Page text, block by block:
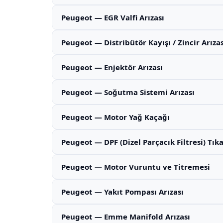
Peugeot — EGR Valfi Arızası
Peugeot — Distribütör Kayışı / Zincir
Peugeot — Enjektör Arızası
Peugeot — Soğutma Sistemi Arızası
Peugeot — Motor Yağ Kaçağı
Peugeot — DPF (Dizel Parçacık Filtresi)
Peugeot — Motor Vuruntu ve Titremesi
Peugeot — Yakıt Pompası Arızası
Peugeot — Emme Manifold Arızası